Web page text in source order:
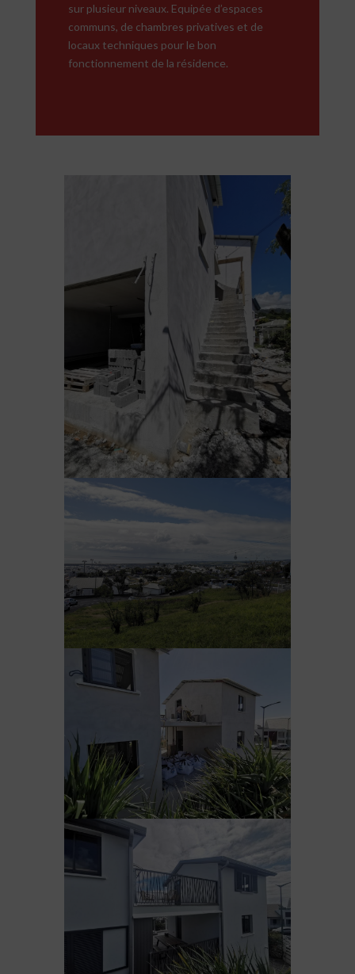
sur plusieur niveaux. Equipée d’espaces
communs, de chambres privatives et de
locaux techniques pour le bon
fonctionnement de la résidence.